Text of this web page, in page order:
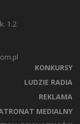
1.2
KONKURSY
LUDZIE RADIA
REKLAMA
MEDIALNY